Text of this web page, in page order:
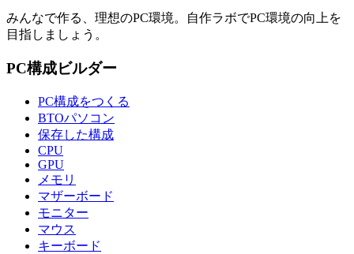
みんなで作る、理想のPC環境。 自作ラボでPC環境の向上を
目指しましょう。
PC構成ビルダー
PC構成をつくる
BTOパソコン
保存した構成
CPU
GPU
メモリ
マザーボード
モニター
マウス
キーボード